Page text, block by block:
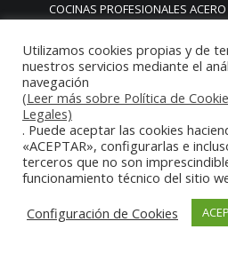
COCINAS PROFESIONALES
COCINAS PROFESIONALES
Cocinas profesionales
personalizadas
Cocinas profesionales
personalizadasCocinas
monoblock a medida
cocinas profesionales
COCINAS PROFESIONALES
Utilizamos cookies propias y de
nuestros servicios mediante el
navegación
(Leer más sobre Política de
Legales)
. Puede aceptar las cookies
«ACEPTAR», configurarlas e
terceros que no son
funcionamiento técnico del sitio
Configuración de Cookies